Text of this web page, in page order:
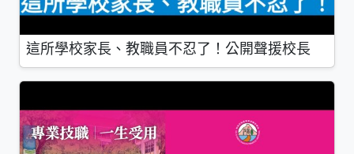
這所學校家長、教職員不忍了！公開聲援校長